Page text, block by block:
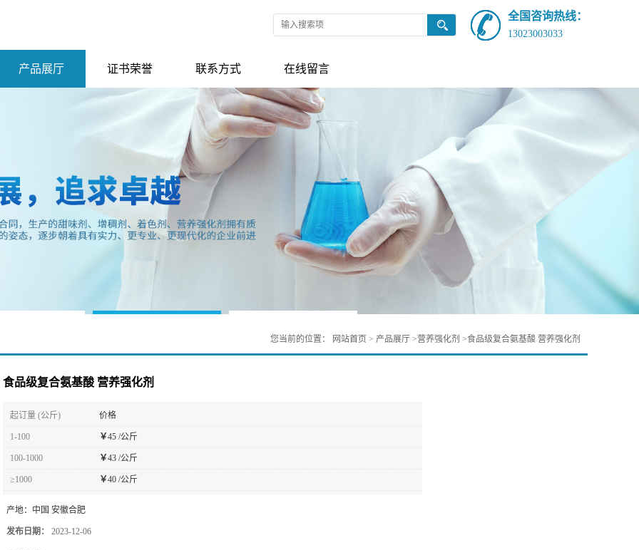
全国咨询热线：
13023003033
产品展厅 证书荣誉 联系方式 在线留言
您当前的位置： 网站首页 > 产品展厅 >营养强化剂 >食品级复合氨基酸 营养强化剂
食品级复合氨基酸 营养强化剂
起订量 (公斤) 价格
1-100 ￥45 /公斤
100-1000 ￥43 /公斤
≥1000 ￥40 /公斤
产地： 中国 安徽合肥
发布日期： 2023-12-06